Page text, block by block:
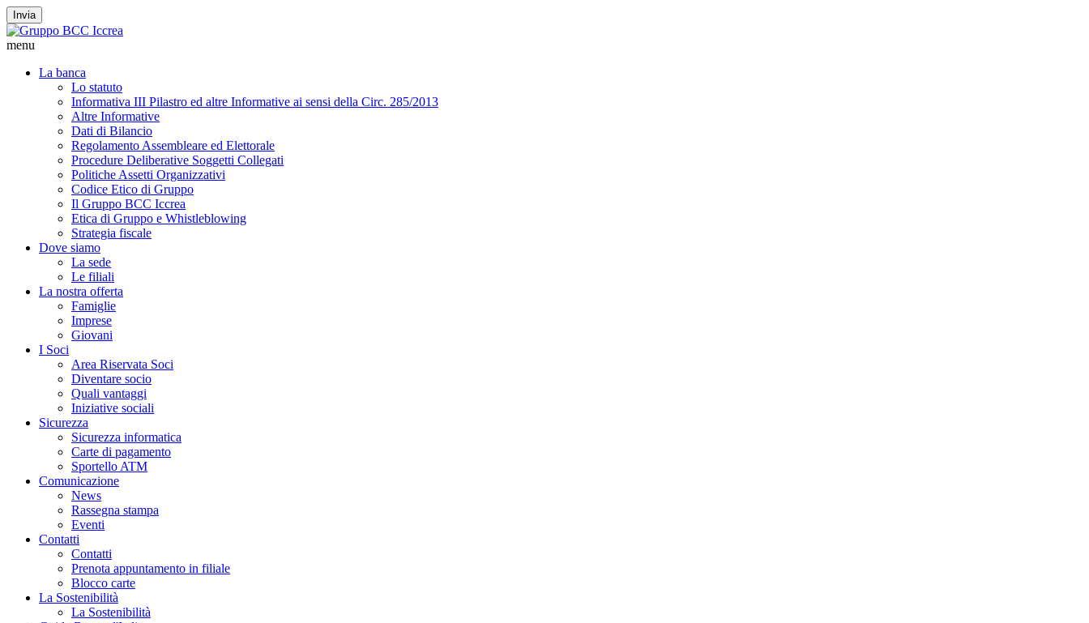
Invia
menu
La banca
Lo statuto
Informativa III Pilastro ed altre Informative ai sensi della Circ. 285/2013
Altre Informative
Dati di Bilancio
Regolamento Assembleare ed Elettorale
Procedure Deliberative Soggetti Collegati
Politiche Assetti Organizzativi
Codice Etico di Gruppo
Il Gruppo BCC Iccrea
Etica di Gruppo e Whistleblowing
Strategia fiscale
Dove siamo
La sede
Le filiali
La nostra offerta
Famiglie
Imprese
Giovani
I Soci
Area Riservata Soci
Diventare socio
Quali vantaggi
Iniziative sociali
Sicurezza
Sicurezza informatica
Carte di pagamento
Sportello ATM
Comunicazione
News
Rassegna stampa
Eventi
Contatti
Contatti
Prenota appuntamento in filiale
Blocco carte
La Sostenibilità
La Sostenibilità